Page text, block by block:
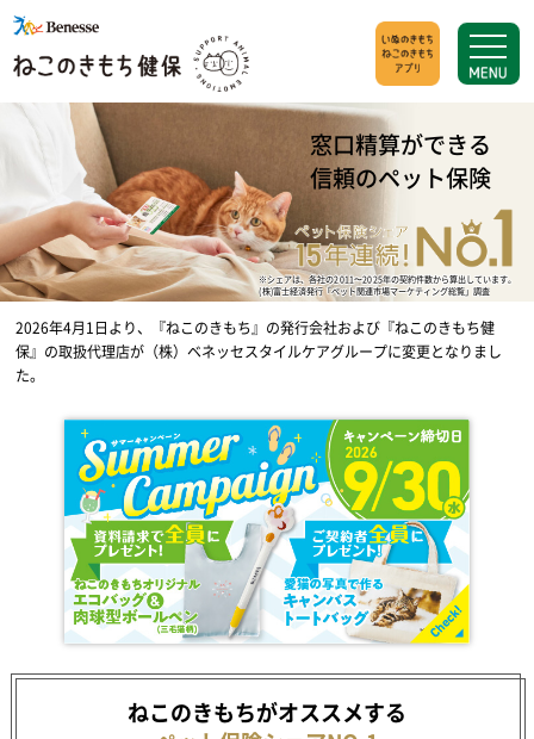
窓口精算ができる
信頼のペット保険
※シェアは、各社の2011〜2025年の契約件数から算出しています。
(株)富士経済発行「ペット関連市場マーケティング総覧」調査
2026年4月1日より、『ねこのきもち』の発行会社および『ねこのきもち健
保』の取扱代理店が （株）ベネッセスタイルケアグループに変更となりまし
た。
ねこのきもちがオススメする